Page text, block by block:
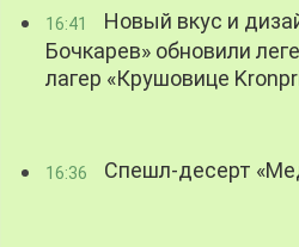
16:41
Новый вкус и
Бочкарев» обновили
лагер «Крушовице
16:36 Спешл-десерт